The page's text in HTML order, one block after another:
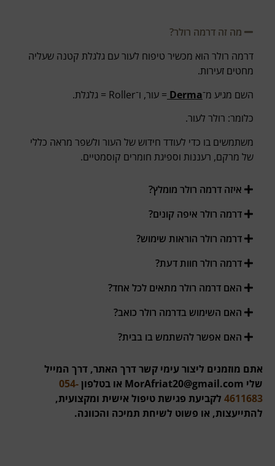
מה זה דרמה רולר?
דרמה רולר הוא מכשיר טיפוח לעור עם גלגלת קטנה שעליה
מחטים זעירות.
השם מגיע מ־Derma = עור, ו־Roller = גלגלת.
כלומר: רולר לעור.
משתמשים בו כדי לעודד חידוש של העור ולשפר מראה כללי
של מרקם, רעננות וספיגת חומרים קוסמטיים.
איזה דרמה רולר מומלץ?
דרמה רולר איפה קונים?
דרמה רולר הוראות שימוש?
דרמה רולר חוות דעת?
האם דרמה רולר מתאים לכל אחד?
האם השימוש בדרמה רולר כואב?
האם אפשר להשתמש בו בבית?
אתם מוזמנים ליצור עימי קשר דרך האתר, דרך המייל
שלי MorAfriat20@gmail.com או בטלפון 054-
4611683 לקביעת פגישת טיפול אישית ומקצועית,
להתייעצות, או פשוט לשיחת תמיכה והכוונה.